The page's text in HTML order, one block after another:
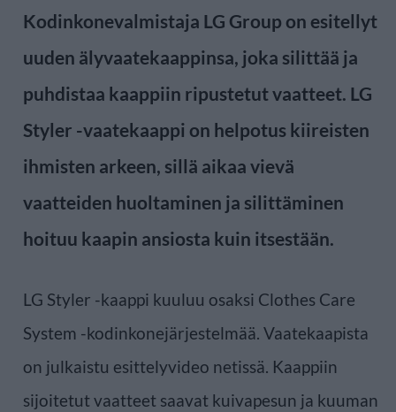
Kodinkonevalmistaja LG Group on esitellyt
uuden älyvaatekaappinsa, joka silittää ja
puhdistaa kaappiin ripustetut vaatteet. LG
Styler -vaatekaappi on helpotus kiireisten
ihmisten arkeen, sillä aikaa vievä
vaatteiden huoltaminen ja silittäminen
hoituu kaapin ansiosta kuin itsestään.
LG Styler -kaappi kuuluu osaksi Clothes Care
System -kodinkonejärjestelmää. Vaatekaapista
on julkaistu esittelyvideo netissä. Kaappiin
sijoitetut vaatteet saavat kuivapesun ja kuuman